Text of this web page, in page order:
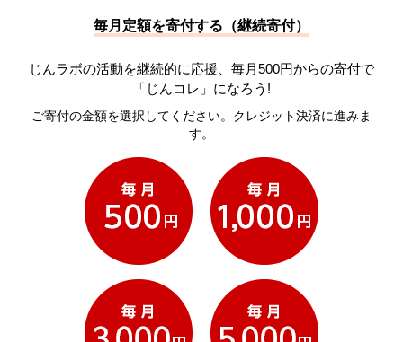
毎月定額を寄付する（継続寄付）
じんラボの活動を継続的に応援、毎月500円からの寄付で
「じんコレ」になろう!
ご寄付の金額を選択してください。クレジット決済に進みま
す。